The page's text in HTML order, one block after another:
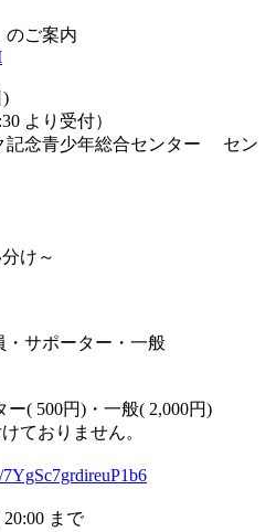
のご案内
)
より受付）
記念青少年総合センター セン
け～
・サポーター・一般
( 500円)・一般( 2,000円)
ておりません。
20:00 まで